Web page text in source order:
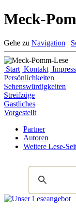
Meck-
Gehe zu Navigation |
Start Kontakt
Persönlichkeiten
Sehenswürdigkeiten
Streifzüge
Gastliches
Vorgestellt
Partner
Autoren
Weitere Lese-